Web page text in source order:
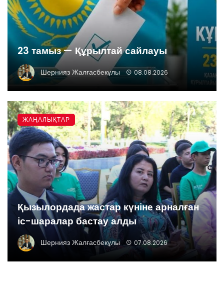
23 тамыз — Құрылтай сайлауы
Шернияз Жалғасбекұлы 08.08.2026
Қызылордада жастар күніне арналған
іс-шаралар бастау алды
Шернияз Жалғасбекұлы 07.08.2026
ЖАҢАЛЫҚТАР